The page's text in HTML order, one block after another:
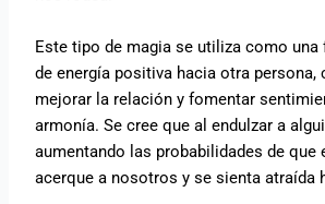
Este tipo de magia se utiliza como una
de energía positiva hacia otra persona,
mejorar la relación y fomentar
armonía. Se cree que al endulzar a
aumentando las probabilidades de que
acerque a nosotros y se sienta atraída